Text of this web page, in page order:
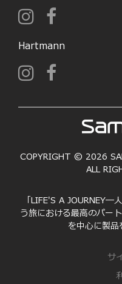
Hartmann
COPYRIGHT © 2026
ALL
「LIFE'S A JOURNEY―
う旅における最高のパー
を中心に製品
サ